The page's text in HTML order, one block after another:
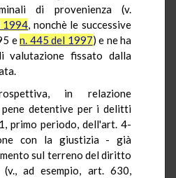
di provenienza (v.
1994, nonchè le successive
en. 445 del 1997) e ne ha
fissato dalla
in relazione
pene detentive per i delitti
primo periodo, dell'art. 4-
con la giustizia - già
sul terreno del diritto
(v., ad esempio, art. 630,